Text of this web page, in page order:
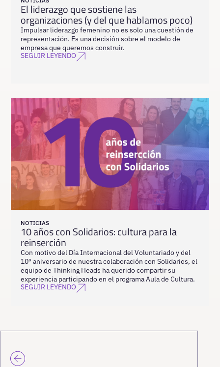
El liderazgo que sostiene las
organizaciones (y del que hablamos poco)
Impulsar liderazgo femenino no es solo una cuestión de
representación. Es una decisión sobre el modelo de
empresa que queremos construir.
SEGUIR LEYENDO
NOTICIAS
10 años con Solidarios: cultura para la
reinserción
Con motivo del Día Internacional del Voluntariado y del
10º aniversario de nuestra colaboración con Solidarios, el
equipo de Thinking Heads ha querido compartir su
experiencia participando en el programa Aula de Cultura.
SEGUIR LEYENDO